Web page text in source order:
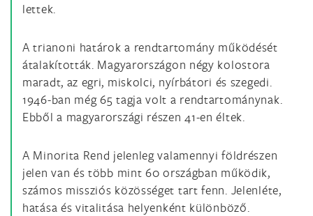
lettek.
A trianoni határok a rendtartomány működését
átalakították. Magyarországon négy kolostora
maradt, az egri, miskolci, nyírbátori és szegedi.
1946-ban még 65 tagja volt a rendtartománynak.
Ebből a magyarországi részen 41-en éltek.
A Minorita Rend jelenleg valamennyi földrészen
jelen van és több mint 60 országban működik,
számos missziós közösséget tart fenn. Jelenléte,
hatása és vitalitása helyenként különböző.